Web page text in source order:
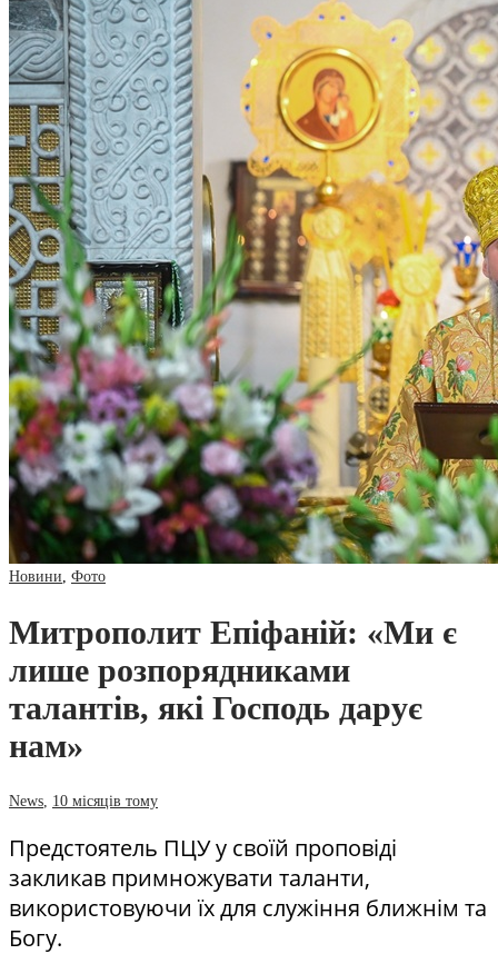
Новини Фото
Митрополит Епіфаній: «Ми є
лише розпорядниками
талантів, які Господь дарує
нам»
News 10 місяців тому
Предстоятель ПЦУ у своїй проповіді
закликав примножувати таланти,
використовуючи їх для служіння ближнім та
Богу.